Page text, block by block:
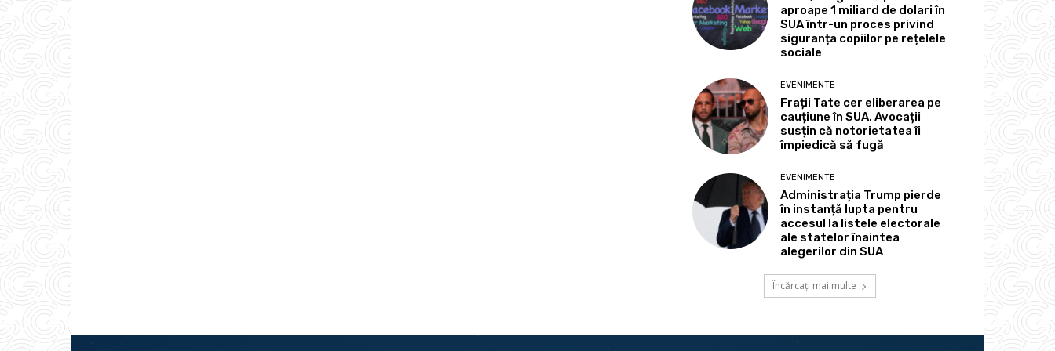
aproape 1 miliard de dolari în
SUA într-un proces privind
siguranța copiilor pe rețelele
sociale
EVENIMENTE
Frații Tate cer eliberarea pe
cauțiune în SUA. Avocații
susțin că notorietatea îi
împiedică să fugă
EVENIMENTE
Administrația Trump pierde
în instanță lupta pentru
accesul la listele electorale
ale statelor înaintea
alegerilor din SUA
Încărcați mai multe